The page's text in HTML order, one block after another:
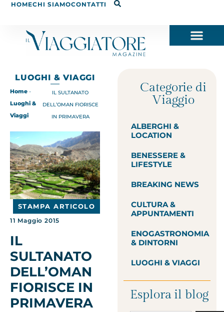
HOMECHI SIAMOCONTATTI
LUOGHI & VIAGGI
Home -
Luoghi &
Viaggi
IL SULTANATO
DELL’OMAN FIORISCE
IN PRIMAVERA
STAMPA ARTICOLO
11 Maggio 2015
IL
SULTANATO
DELL’OMAN
FIORISCE IN
PRIMAVERA
Categorie di
Viaggio
ALBERGHI &
LOCATION
BENESSERE &
LIFESTYLE
BREAKING NEWS
CULTURA &
APPUNTAMENTI
ENOGASTRONOMIA
& DINTORNI
LUOGHI & VIAGGI
Esplora il blog